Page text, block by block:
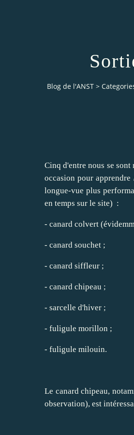
Blog de l'ANST >
Cinq d'entre nous se
occasion pour
longue-vue plus
en temps sur le site) :
- canard colvert
- canard souchet ;
- canard siffleur ;
- canard chipeau ;
- sarcelle d'hiver ;
- fuligule morillon ;
- fuligule milouin.
Le canard chipeau,
observation), est